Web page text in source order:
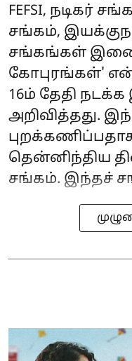
FEFSI, நடிகர்
சங்கம்,
சங்கங்கள்
கோபுரங்கள்'
16ம் தேதி
அறிவித்தது.
தென்னிந்திய
சங்கம். இந்தச்